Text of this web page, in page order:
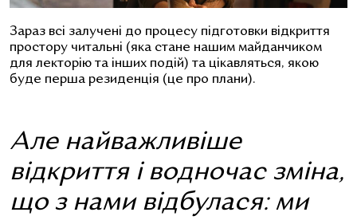
Зараз всі залучені до процесу підготовки відкриття
простору читальні (яка стане нашим майданчиком
для лекторію та інших подій) та цікавляться, якою
буде перша резиденція (це про плани).
Але найважливіше
відкриття і водночас зміна,
що з нами відбулася: ми